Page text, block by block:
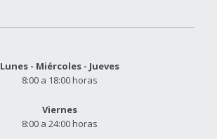
Lunes - Miércoles - Jueves
8:00 a 18:00 horas
Viernes
8:00 a 24:00 horas